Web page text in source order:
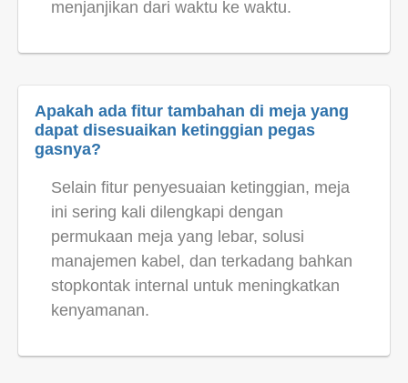
menjanjikan dari waktu ke waktu.
Apakah ada fitur tambahan di meja yang
dapat disesuaikan ketinggian pegas
gasnya?
Selain fitur penyesuaian ketinggian, meja
ini sering kali dilengkapi dengan
permukaan meja yang lebar, solusi
manajemen kabel, dan terkadang bahkan
stopkontak internal untuk meningkatkan
kenyamanan.